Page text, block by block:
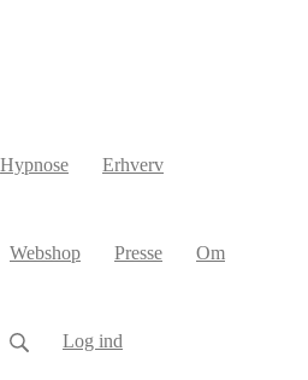
Hypnose Erhverv
Webshop Presse Om
Log ind